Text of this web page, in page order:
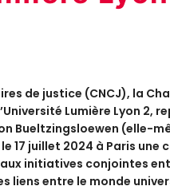
de justice (CNCJ), la
Lumière Lyon
Bueltzingsloewen (elle-
17 juillet 2024 à Paris
initiatives conjointes
liens entre le monde